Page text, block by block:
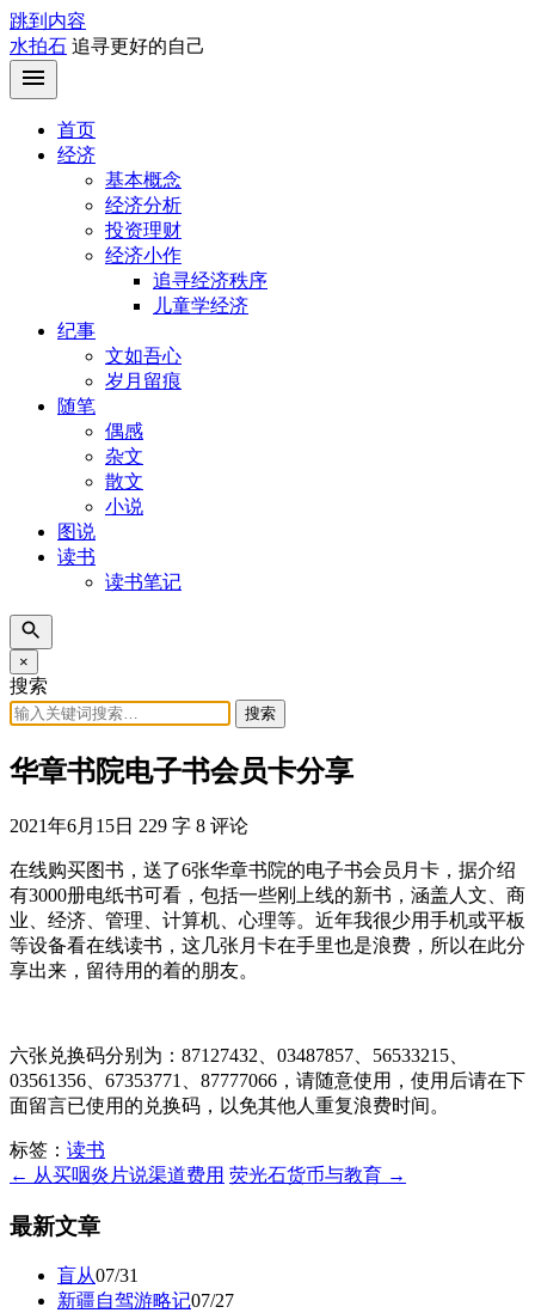
跳到内容
水拍石 追寻更好的自己
首页
经济
基本概念
经济分析
投资理财
经济小作
追寻经济秩序
儿童学经济
纪事
文如吾心
岁月留痕
随笔
偶感
杂文
散文
小说
图说
读书
读书笔记
×
搜索
搜索
华章书院电子书会员卡分享
2021年6月15日 229 字 8 评论
在线购买图书，送了6张华章书院的电子书会员月卡，据介绍
有3000册电纸书可看，包括一些刚上线的新书，涵盖人文、商
业、经济、管理、计算机、心理等。近年我很少用手机或平板
等设备看在线读书，这几张月卡在手里也是浪费，所以在此分
享出来，留待用的着的朋友。
六张兑换码分别为：87127432、03487857、56533215、
03561356、67353771、87777066，请随意使用，使用后请在下
面留言已使用的兑换码，以免其他人重复浪费时间。
标签： 读书
← 从买咽炎片说渠道费用 荧光石货币与教育 →
最新文章
盲从07/31
新疆自驾游略记07/27